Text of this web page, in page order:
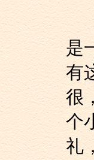
韦
是
有
很
个
礼